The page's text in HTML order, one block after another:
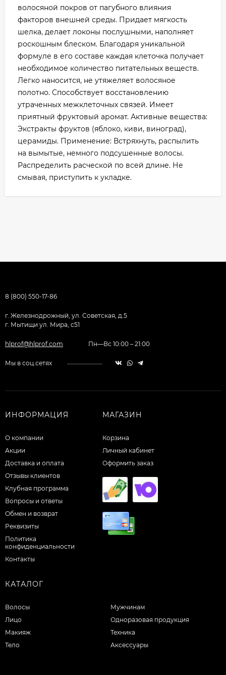
волосяной покров от пагубного влияния
факторов внешней среды. Придает мягкость
шелка, делает локоны послушными, наполняет
роскошным блеском. Благодаря уникальной
формуле в его составе каждая клеточка получает
необходимое количество питательных веществ.
Легко наносится, не утяжеляет волосяное
полотно. Способствует восстановлению
утраченных межклеточных связей. Имеет
приятный фруктовый аромат. Активные вещества:
Экстракты фруктов (яблоко, киви, виноград),
церамиды. Применение: Встряхнуть, распылить
на вымытые, немного подсушенные волосы.
Распределить расческой по всей длине. Не
смывая, приступить к укладке.
8 (800) 550-17-86
г. Железнодрожный, ул. Советская, д.5
г. Мытищи ул. Мира, с51
hlprof@hlprof.com Пн—Вс 10:00 – 21:00
Мы в соц.сетях
ИНФОРМАЦИЯ
О компании
Акции
Доставка и оплата
Отзывы клиентов
Клубная программа
Вопросы и ответы
Обмен и возврат
Реквизиты
Политика
конфиденциальности
Контакты
МАГАЗИН
Корзина
Личный кабинет
Оформить заказ
КАТАЛОГ
Волосы
Лицо
Макияж
Тело
Мужчинам
Одноразовая продукция
Техника
Аксессуары